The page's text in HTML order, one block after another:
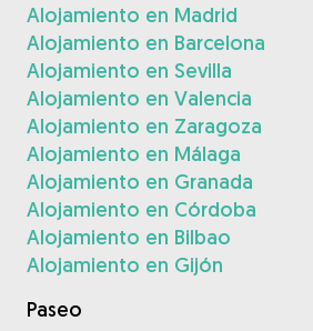
Alojamiento en Madrid
Alojamiento en Barcelona
Alojamiento en Sevilla
Alojamiento en Valencia
Alojamiento en Zaragoza
Alojamiento en Málaga
Alojamiento en Granada
Alojamiento en Córdoba
Alojamiento en Bilbao
Alojamiento en Gijón
Paseo